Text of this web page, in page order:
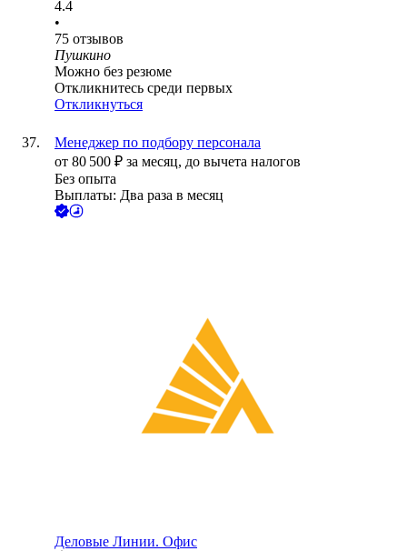
4.4
•
75 отзывов
Пушкино
Можно без резюме
Откликнитесь среди первых
Откликнуться
Менеджер по подбору персонала
от 80 500 ₽ за месяц, до вычета налогов
Без опыта
Выплаты: Два раза в месяц
Деловые Линии. Офис